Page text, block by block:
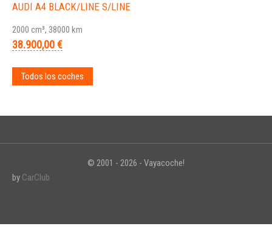
AUDI A4 BLACK/LINE S/LINE
2000 cm³, 38000 km
38.900,00 €
Todos los coches
© 2001 - 2026 - Vayacoche!
by CarClub